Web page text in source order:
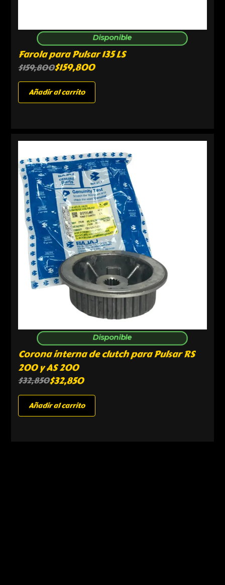
Disponible
Farola para Pulsar 135 LS
$159,800$159,800
Añadir al carrito
Disponible
Corona interna de clutch para Pulsar RS
200 y AS 200
$32,850$32,850
Añadir al carrito